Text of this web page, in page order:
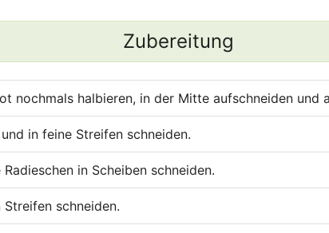
Zubereitung
nochmals halbieren, in der Mitte aufschneiden und
in feine Streifen schneiden.
in Scheiben schneiden.
schneiden.